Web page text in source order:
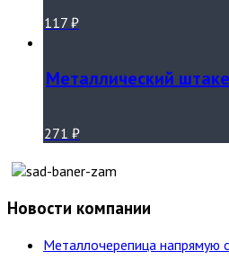
117 ₽
Металлический
271 ₽
Новости компании
Металлочерепица напрямую